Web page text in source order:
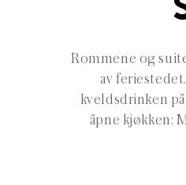
Rommene og
av
kveldsdrinken
åpne kjøkken: